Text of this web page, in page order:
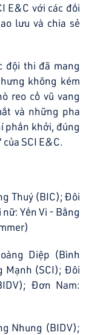
E&C với các đối
lưu và chia sẻ
đội thi đã mang
không kém
reo cổ vũ vang
và những pha
phấn khởi, đúng
SCI E&C.
Thuý (BIC); Đôi
Yến Vi - Bằng
Diệp (Bình
Mạnh (SCI); Đôi
Đơn Nam:
Nhung (BIDV);